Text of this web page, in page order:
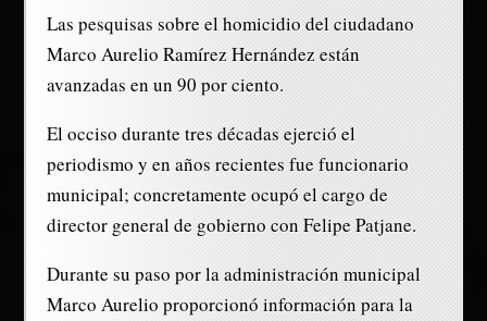
Las pesquisas sobre el homicidio del ciudadano
Marco Aurelio Ramírez Hernández están
avanzadas en un 90 por ciento.
El occiso durante tres décadas ejerció el
periodismo y en años recientes fue funcionario
municipal; concretamente ocupó el cargo de
director general de gobierno con Felipe Patjane.
Durante su paso por la administración municipal
Marco Aurelio proporcionó información para la